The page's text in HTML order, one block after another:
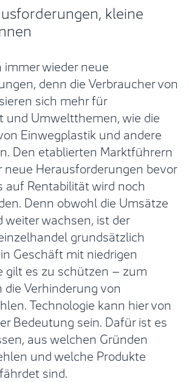
kleine
immer wieder neue
denn die Verbraucher von
sich mehr für
und Umweltthemen, wie die
Einwegplastik und andere
Den etablierten Marktführern
Herausforderungen bevor
auf Rentabilität wird noch
Denn obwohl die Umsätze
weiter wachsen, ist der
grundsätzlich
Geschäft mit niedrigen
gilt es zu schützen – zum
die Verhinderung von
Technologie kann hier von
Bedeutung sein. Dafür ist es
aus welchen Gründen
und welche Produkte
sind.